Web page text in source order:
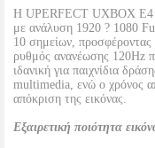
Η UPERFECT UXBOX E4
με ανάλυση 1920 ? 1080
10 σημείων,
ρυθμός ανανέωσης 120Hz
ιδανική για παιχνίδια
multimedia, ενώ ο χρόνος
απόκριση της εικόνας.
Εξαιρετική ποιότητα